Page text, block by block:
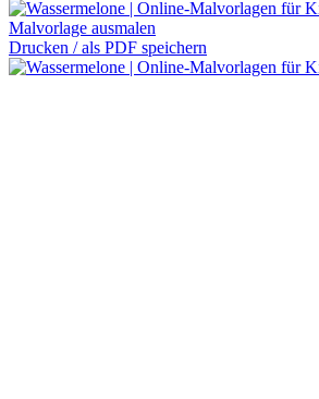
Malvorlage ausmalen
Drucken / als PDF speichern